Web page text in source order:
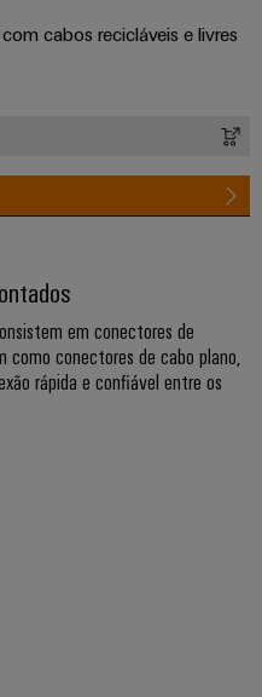
cabos recicláveis e livres
em conectores de
conectores de cabo plano,
rápida e confiável entre os